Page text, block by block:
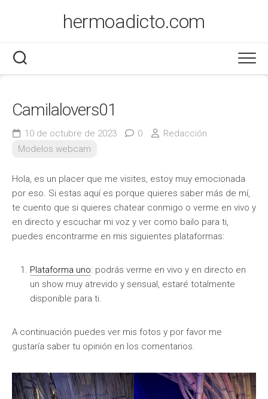
hermoadicto.com
Camilalovers01
10 de octubre de 2023 0
Redacción
Modelos webcam
Hola, es un placer que me visites, estoy muy emocionada
por eso. Si estas aquí es porque quieres saber más de mí,
te cuento que si quieres chatear conmigo o verme en vivo y
en directo y escuchar mi voz y ver como bailo para ti,
puedes encontrarme en mis siguientes plataformas:
Plataforma uno: podrás verme en vivo y en directo en
un show muy atrevido y sensual, estaré totalmente
disponible para ti.
A continuación puedes ver mis fotos y por favor me
gustaría saber tu opinión en los comentarios.